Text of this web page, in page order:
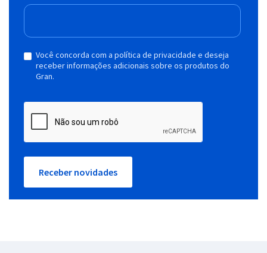
Você concorda com a política de privacidade e deseja
receber informações adicionais sobre os produtos do
Gran.
Receber novidades